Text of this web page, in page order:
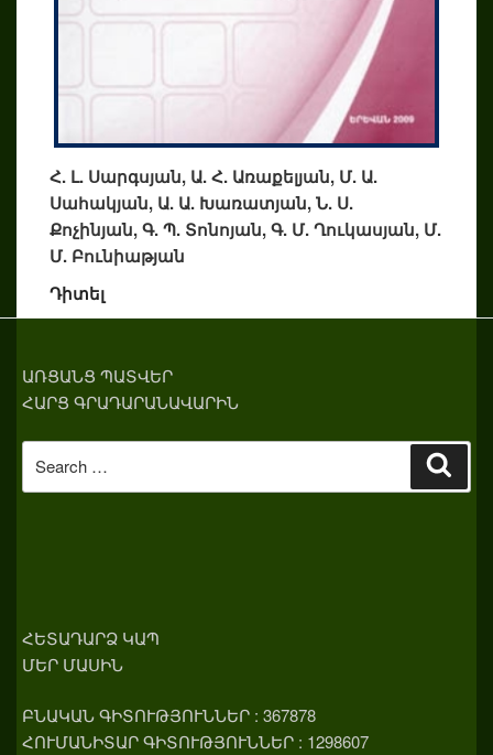
Հ. Լ. Սարգսյան, Ա. Հ. Առաքելյան, Մ. Ա.
Սահակյան, Ա. Ա. Խառատյան, Ն. Ս.
Քոչինյան, Գ. Պ. Տոնոյան, Գ. Մ. Ղուկասյան, Մ.
Մ. Բունիաթյան
Դիտել
ԱՌՑԱՆՑ ՊԱՏՎԵՐ
ՀԱՐՑ ԳՐԱԴԱՐԱՆԱՎԱՐԻՆ
for:
ՀԵՏԱԴԱՐՁ ԿԱՊ
ՄԵՐ ՄԱՍԻՆ
ԲՆԱԿԱՆ ԳԻՏՈՒԹՅՈՒՆՆԵՐ : 367878
ՀՈՒՄԱՆԻՏԱՐ ԳԻՏՈՒԹՅՈՒՆՆԵՐ : 1298607